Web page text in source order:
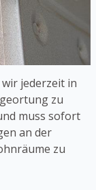
jederzeit in
zu
muss sofort
an der
zu